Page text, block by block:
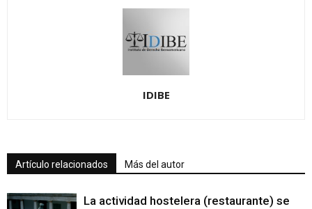
IDIBE
Artículo relacionados Más del autor
La actividad hostelera (restaurante) se